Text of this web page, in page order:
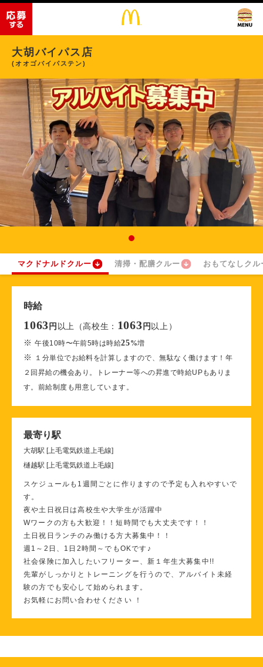
大胡バイパス店
(オオゴバイパステン)
マクドナルドクルー 清掃・配膳クルー おもてなしクル
時給
1063 円 以上（高校生： 1063 円 以上）
※午後10時〜午前5時は時給25%増
※
１分単位でお給料を計算しますので、無駄なく働けます！年
２回昇給の機会あり。トレーナー等への昇進で時給UPもありま
す。前給制度も用意しています。
最寄り駅
大胡駅 [上毛電気鉄道上毛線]
樋越駅 [上毛電気鉄道上毛線]
スケジュールも1週間ごとに作りますので予定も入れやすいで
す。
夜や土日祝日は高校生や大学生が活躍中
Wワークの方も大歓迎！！短時間でも大丈夫です！！
土日祝日ランチのみ働ける方大募集中！！
週1～2日、1日2時間～でもOKです♪
社会保険に加入したいフリーター、新１年生大募集中!!
先輩がしっかりとトレーニングを行うので、アルバイト未経
験の方でも安心して始められます。
お気軽にお問い合わせください ！